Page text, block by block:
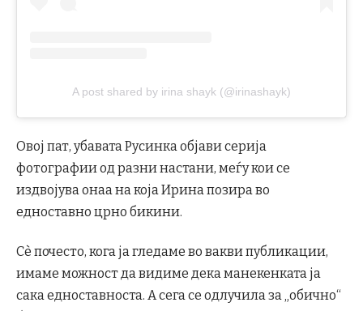
A post shared by irina shayk (@irinashayk)
Овој пат, убавата Русинка објави серија
фотографии од разни настани, меѓу кои се
издвојува онаа на која Ирина позира во
едноставно црно бикини.
Сè почесто, кога ја гледаме во вакви публикации,
имаме можност да видиме дека манекенката ја
сака едноставноста. А сега се одлучила за „обично“